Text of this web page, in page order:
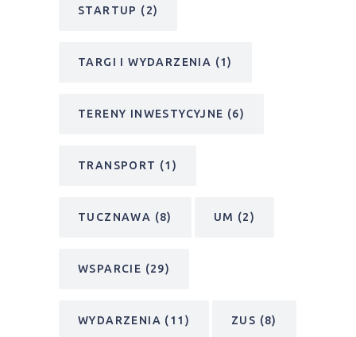
STARTUP (2)
TARGI I WYDARZENIA (1)
TERENY INWESTYCYJNE (6)
TRANSPORT (1)
TUCZNAWA (8) UM (2)
WSPARCIE (29)
WYDARZENIA (11) ZUS (8)